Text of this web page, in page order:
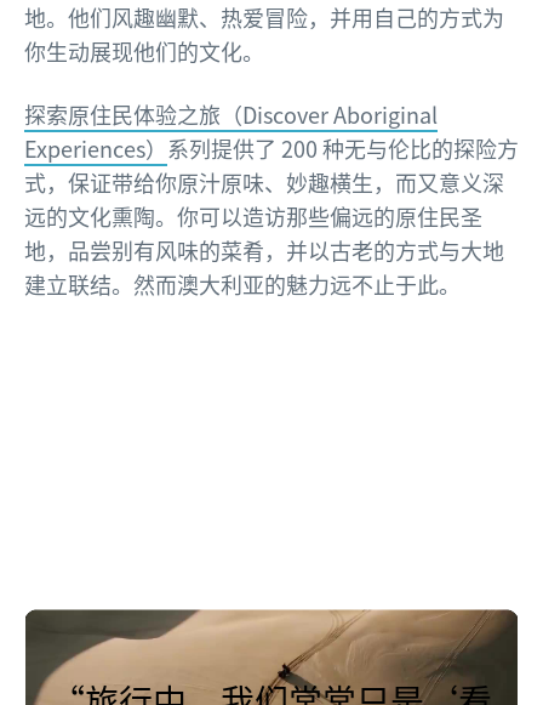
地。他们风趣幽默、热爱冒险，并用自己的方式为
你生动展现他们的文化。
探索原住民体验之旅（Discover Aboriginal
Experiences） 系列提供了 200 种无与伦比的探险方
式，保证带给你原汁原味、妙趣横生，而又意义深
远的文化熏陶。你可以造访那些偏远的原住民圣
地，品尝别有风味的菜肴，并以古老的方式与大地
建立联结。然而澳大利亚的魅力远不止于此。